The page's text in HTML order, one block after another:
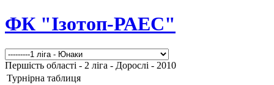
ФК "Ізотоп-РАЕС"
Першість області - 2 ліга - Дорослі - 2010
Турнірна таблиця